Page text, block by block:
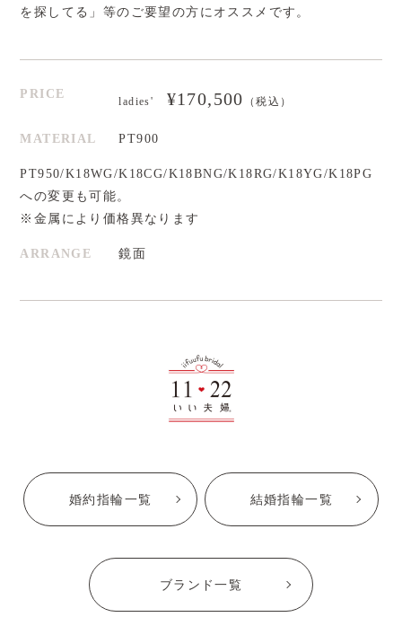
を探してる」等のご要望の方にオススメです。
PRICE
ladies' ¥170,500 （税込）
MATERIAL PT900
PT950/K18WG/K18CG/K18BNG/K18RG/K18YG/K18PG
への変更も可能。
※金属により価格異なります
ARRANGE 鏡面
婚約指輪一覧 結婚指輪一覧
ブランド一覧